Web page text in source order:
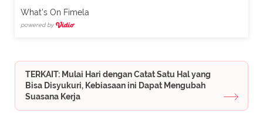
What's On Fimela
powered by
TERKAIT: Mulai Hari dengan Catat Satu Hal yang
Bisa Disyukuri, Kebiasaan ini Dapat Mengubah
Suasana Kerja